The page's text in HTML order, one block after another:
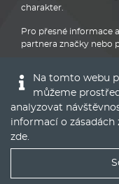
charakter.
Pro přesné informace
partnera značky nebo
Na tomto webu
můžeme
analyzovat
informací o zásadách
zde.